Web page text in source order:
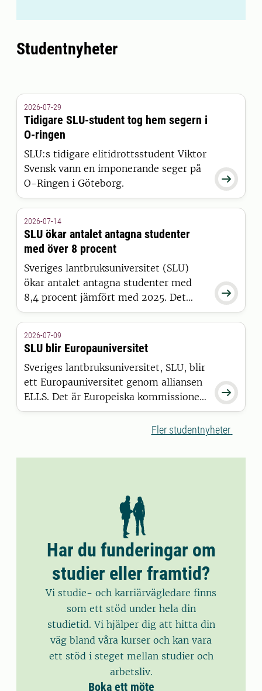
Studentnyheter

2026-07-29
Tidigare SLU-student tog hem segern i
O-ringen
SLU:s tidigare elitidrottsstudent Viktor
Svensk vann en imponerande seger på
O-Ringen i Göteborg.

2026-07-14
SLU ökar antalet antagna studenter
med över 8 procent
Sveriges lantbruksuniversitet (SLU)
ökar antalet antagna studenter med
8,4 procent jämfört med 2025. Det
visar siffror från Universitets- och
högskolerådets (UHR) senaste
pressmeddelande, där SLU sticker ut
positivt tillsammans med 15 andra
universitet och högskolor.

2026-07-09
SLU blir Europauniversitet
Sveriges lantbruksuniversitet, SLU, blir
ett Europauniversitet genom alliansen
ELLS. Det är Europeiska kommissionen
som har beslutat att bevilja alliansen
finansiering inom satsningen European
Fler studentnyheter
Har du funderingar om
studier eller framtid?
Vi studie- och karriärvägledare finns
som ett stöd under hela din
studietid. Vi hjälper dig att hitta din
väg bland våra kurser och kan vara
ett stöd i steget mellan studier och
arbetsliv.
Boka ett möte